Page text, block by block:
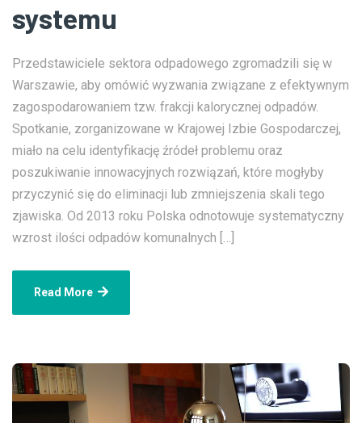
systemu
Przedstawiciele sektora odpadowego zgromadzili się w
Warszawie, aby omówić wyzwania związane z efektywnym
zagospodarowaniem tzw. frakcji kalorycznej odpadów.
Spotkanie, zorganizowane w Krajowej Izbie Gospodarczej,
miało na celu identyfikację źródeł problemu oraz
poszukiwanie innowacyjnych rozwiązań, które mogłyby
przyczynić się do eliminacji lub zmniejszenia skali tego
zjawiska. Od 2013 roku Polska odnotowuje systematyczny
wzrost ilości odpadów komunalnych […]
Read More